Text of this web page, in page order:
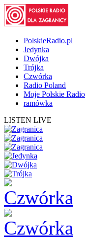
PolskieRadio.pl
Jedynka
Dwójka
Trójka
Czwórka
Radio Poland
Moje Polskie Radio
ramówka
LISTEN LIVE